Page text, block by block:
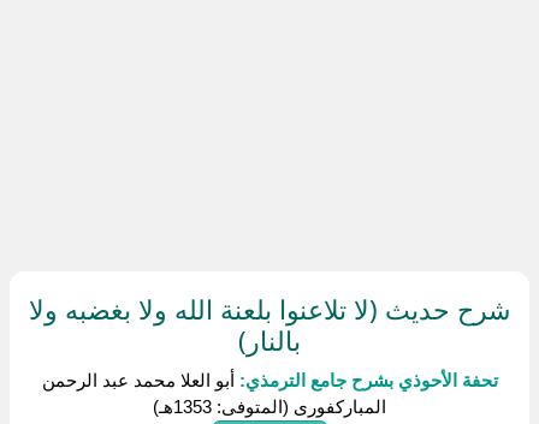
شرح حديث (لا تلاعنوا بلعنة الله ولا بغضبه ولا
بالنار)
تحفة الأحوذي بشرح جامع الترمذي: أبو العلا محمد عبد الرحمن
المباركفورى (المتوفى: 1353هـ)